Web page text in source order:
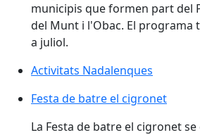
municipis que formen part del
del Munt i l'Obac. El programa
a juliol.
Activitats Nadalenques
Activitats Nadalenques
Festa de batre el cigronet
Festa de batre el cigronet
La Festa de batre el cigronet